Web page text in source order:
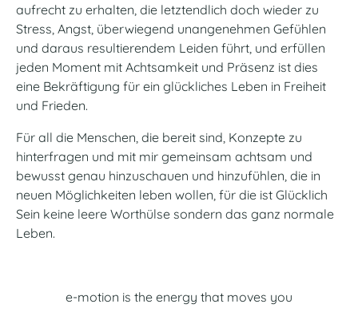
aufrecht zu erhalten, die letztendlich doch wieder zu
Stress, Angst, überwiegend unangenehmen Gefühlen
und daraus resultierendem Leiden führt, und erfüllen
jeden Moment mit Achtsamkeit und Präsenz ist dies
eine Bekräftigung für ein glückliches Leben in Freiheit
und Frieden.
Für all die Menschen, die bereit sind, Konzepte zu
hinterfragen und mit mir gemeinsam achtsam und
bewusst genau hinzuschauen und hinzufühlen, die in
neuen Möglichkeiten leben wollen, für die ist Glücklich
Sein keine leere Worthülse sondern das ganz normale
Leben.
e-motion is the energy that moves you